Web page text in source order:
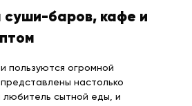
суши-баров, кафе и
пользуются огромной
настолько
любитель сытной еды, и